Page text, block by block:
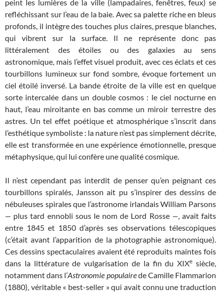
peint les lumières de la ville (lampadaires, fenêtres, feux) se
refléchissant sur l’eau de la baie. Avec sa palette riche en bleus
profonds, il intègre des touches plus claires, presque blanches,
qui vibrent sur la surface. Il ne représente donc pas
littéralement des étoiles ou des galaxies au sens
astronomique, mais l’effet visuel produit, avec ces éclats et ces
tourbillons lumineux sur fond sombre, évoque fortement un
ciel étoilé inversé. La bande étroite de la ville est en quelque
sorte intercalée dans un double cosmos : le ciel nocturne en
haut, l’eau miroitante en bas comme un miroir terrestre des
astres. Un tel effet poétique et atmosphérique s’inscrit dans
l’esthétique symboliste : la nature n’est pas simplement décrite,
elle est transformée en une expérience émotionnelle, presque
métaphysique, qui lui confère une qualité cosmique.
Il n’est cependant pas interdit de penser qu’en peignant ces
tourbillons spiralés, Jansson ait pu s’inspirer des dessins de
nébuleuses spirales que l’astronome irlandais William Parsons
— plus tard ennobli sous le nom de Lord Rosse —, avait faits
entre 1845 et 1850 d’après ses observations télescopiques
(c’était avant l’apparition de la photographie astronomique).
Ces dessins spectaculaires avaient été reproduits maintes fois
dans la littérature de vulgarisation de la fin du XIXe siècle,
notamment dans l’Astronomie populairede Camille Flammarion
(1880), véritable « best-seller » qui avait connu une traduction